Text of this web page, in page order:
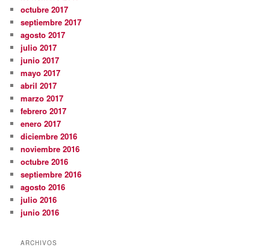
octubre 2017
septiembre 2017
agosto 2017
julio 2017
junio 2017
mayo 2017
abril 2017
marzo 2017
febrero 2017
enero 2017
diciembre 2016
noviembre 2016
octubre 2016
septiembre 2016
agosto 2016
julio 2016
junio 2016
ARCHIVOS